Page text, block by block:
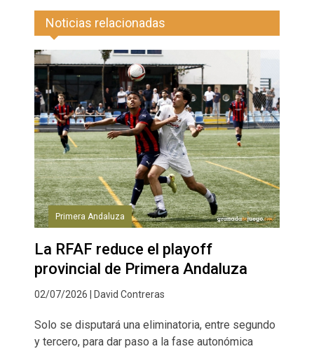
Noticias relacionadas
Primera Andaluza
La RFAF reduce el playoff
provincial de Primera Andaluza
02/07/2026 | David Contreras
Solo se disputará una eliminatoria, entre segundo
y tercero, para dar paso a la fase autonómica